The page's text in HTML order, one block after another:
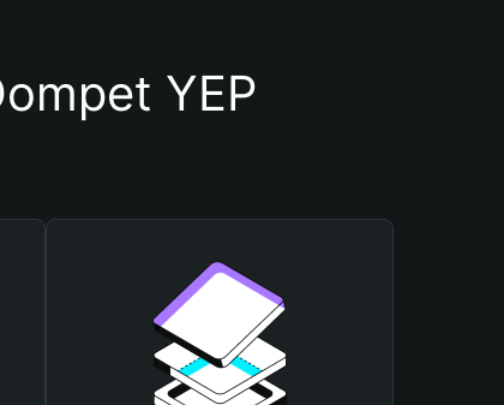
YEP